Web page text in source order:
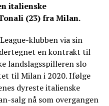
italienske
(23) fra Milan.
klubben via sin
en kontrakt til
landslagsspilleren slo
til Milan i 2020. Ifølge
dyreste italienske
salg nå som overgangen